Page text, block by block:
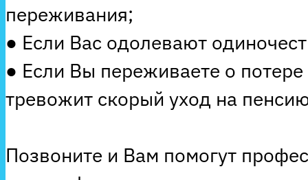
переживания;
● Если Вас одолевают
● Если Вы переживаете о
тревожит скорый уход на
Позвоните и Вам помогут